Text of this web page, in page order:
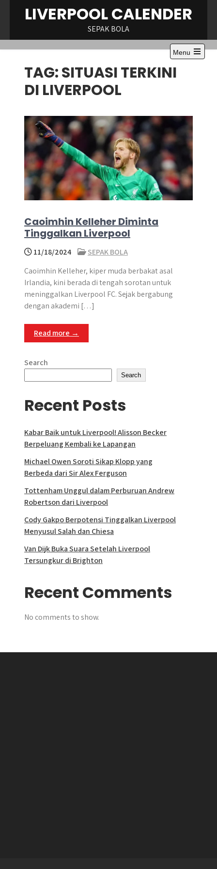
LIVERPOOL CALENDER
SEPAK BOLA
Menu
Open
TAG:SITUASI TERKINI
DI LIVERPOOL
Caoimhin Kelleher Diminta
Tinggalkan Liverpool
11/18/2024
SEPAK BOLA
Caoimhin Kelleher, kiper muda berbakat asal
Irlandia, kini berada di tengah sorotan untuk
meninggalkan Liverpool FC. Sejak bergabung
dengan akademi […]
Read more →
Search
Search
Recent Posts
Kabar Baik untuk Liverpool! Alisson Becker
Berpeluang Kembali ke Lapangan
Michael Owen Soroti Sikap Klopp yang
Berbeda dari Sir Alex Ferguson
Tottenham Unggul dalam Perburuan Andrew
Robertson dari Liverpool
Cody Gakpo Berpotensi Tinggalkan Liverpool
Menyusul Salah dan Chiesa
Van Dijk Buka Suara Setelah Liverpool
Tersungkur di Brighton
Recent Comments
No comments to show.